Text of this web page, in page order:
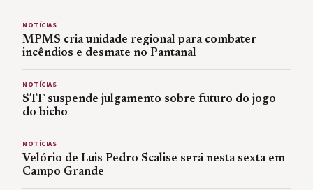
NOTÍCIAS
MPMS cria unidade regional para combater
incêndios e desmate no Pantanal
NOTÍCIAS
STF suspende julgamento sobre futuro do jogo
do bicho
NOTÍCIAS
Velório de Luis Pedro Scalise será nesta sexta em
Campo Grande